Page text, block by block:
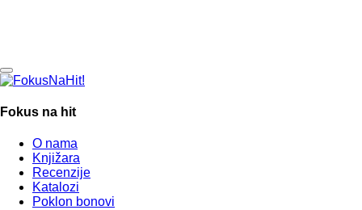
Fokus na hit
O nama
Knjižara
Recenzije
Katalozi
Poklon bonovi